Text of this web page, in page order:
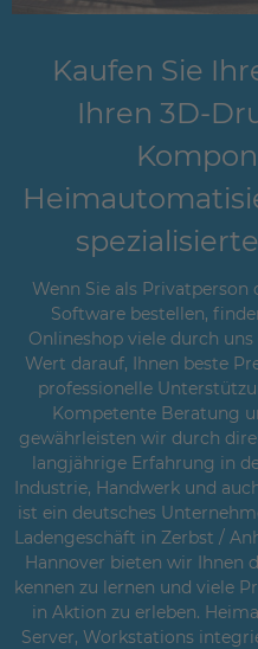
Kaufen Sie
Ihren 3D-
Wenn Sie als
Software bestellen,
Onlineshop viele durch
Wert darauf, Ihnen beste
professionelle
Kompetente Beratung
gewährleisten wir durch
langjährige Erfahrung in
Industrie, Handwerk und
ist ein deutsches
Ladengeschäft in Zerbst /
Hannover bieten wir Ihnen
kennen zu lernen und viele
in Aktion zu erleben.
Server, Workstations